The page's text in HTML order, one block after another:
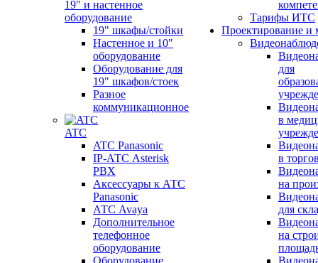
19" и настенное
оборудование
19" шкафы/стойки
Настенное и 10"
оборудование
Оборудование для
19" шкафов/стоек
Разное
коммуникационное
ATC
ATC Panasonic
IP-АТС Asterisk
PBX
Аксессуары к АТС
Panasonic
АТС Avaya
Дополнительное
телефонное
оборудование
Оборудование
Тарифы ИТС
Проектирование и
для
в
в
на
для
на